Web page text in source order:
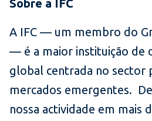
Sobre a IFC
A IFC — um membro do
— é a maior instituição de
global centrada no sector
mercados emergentes.
nossa actividade em mais